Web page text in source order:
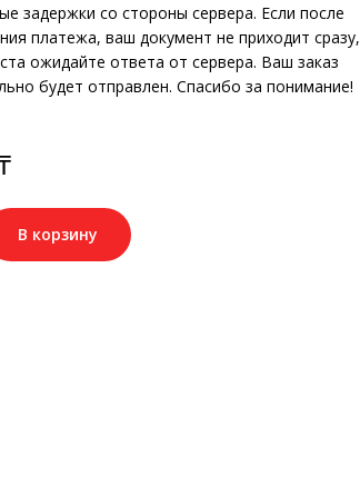
задержки со стороны сервера. Если после
платежа, ваш документ не приходит сразу,
ожидайте ответа от сервера. Ваш заказ
будет отправлен. Спасибо за понимание!
В корзину